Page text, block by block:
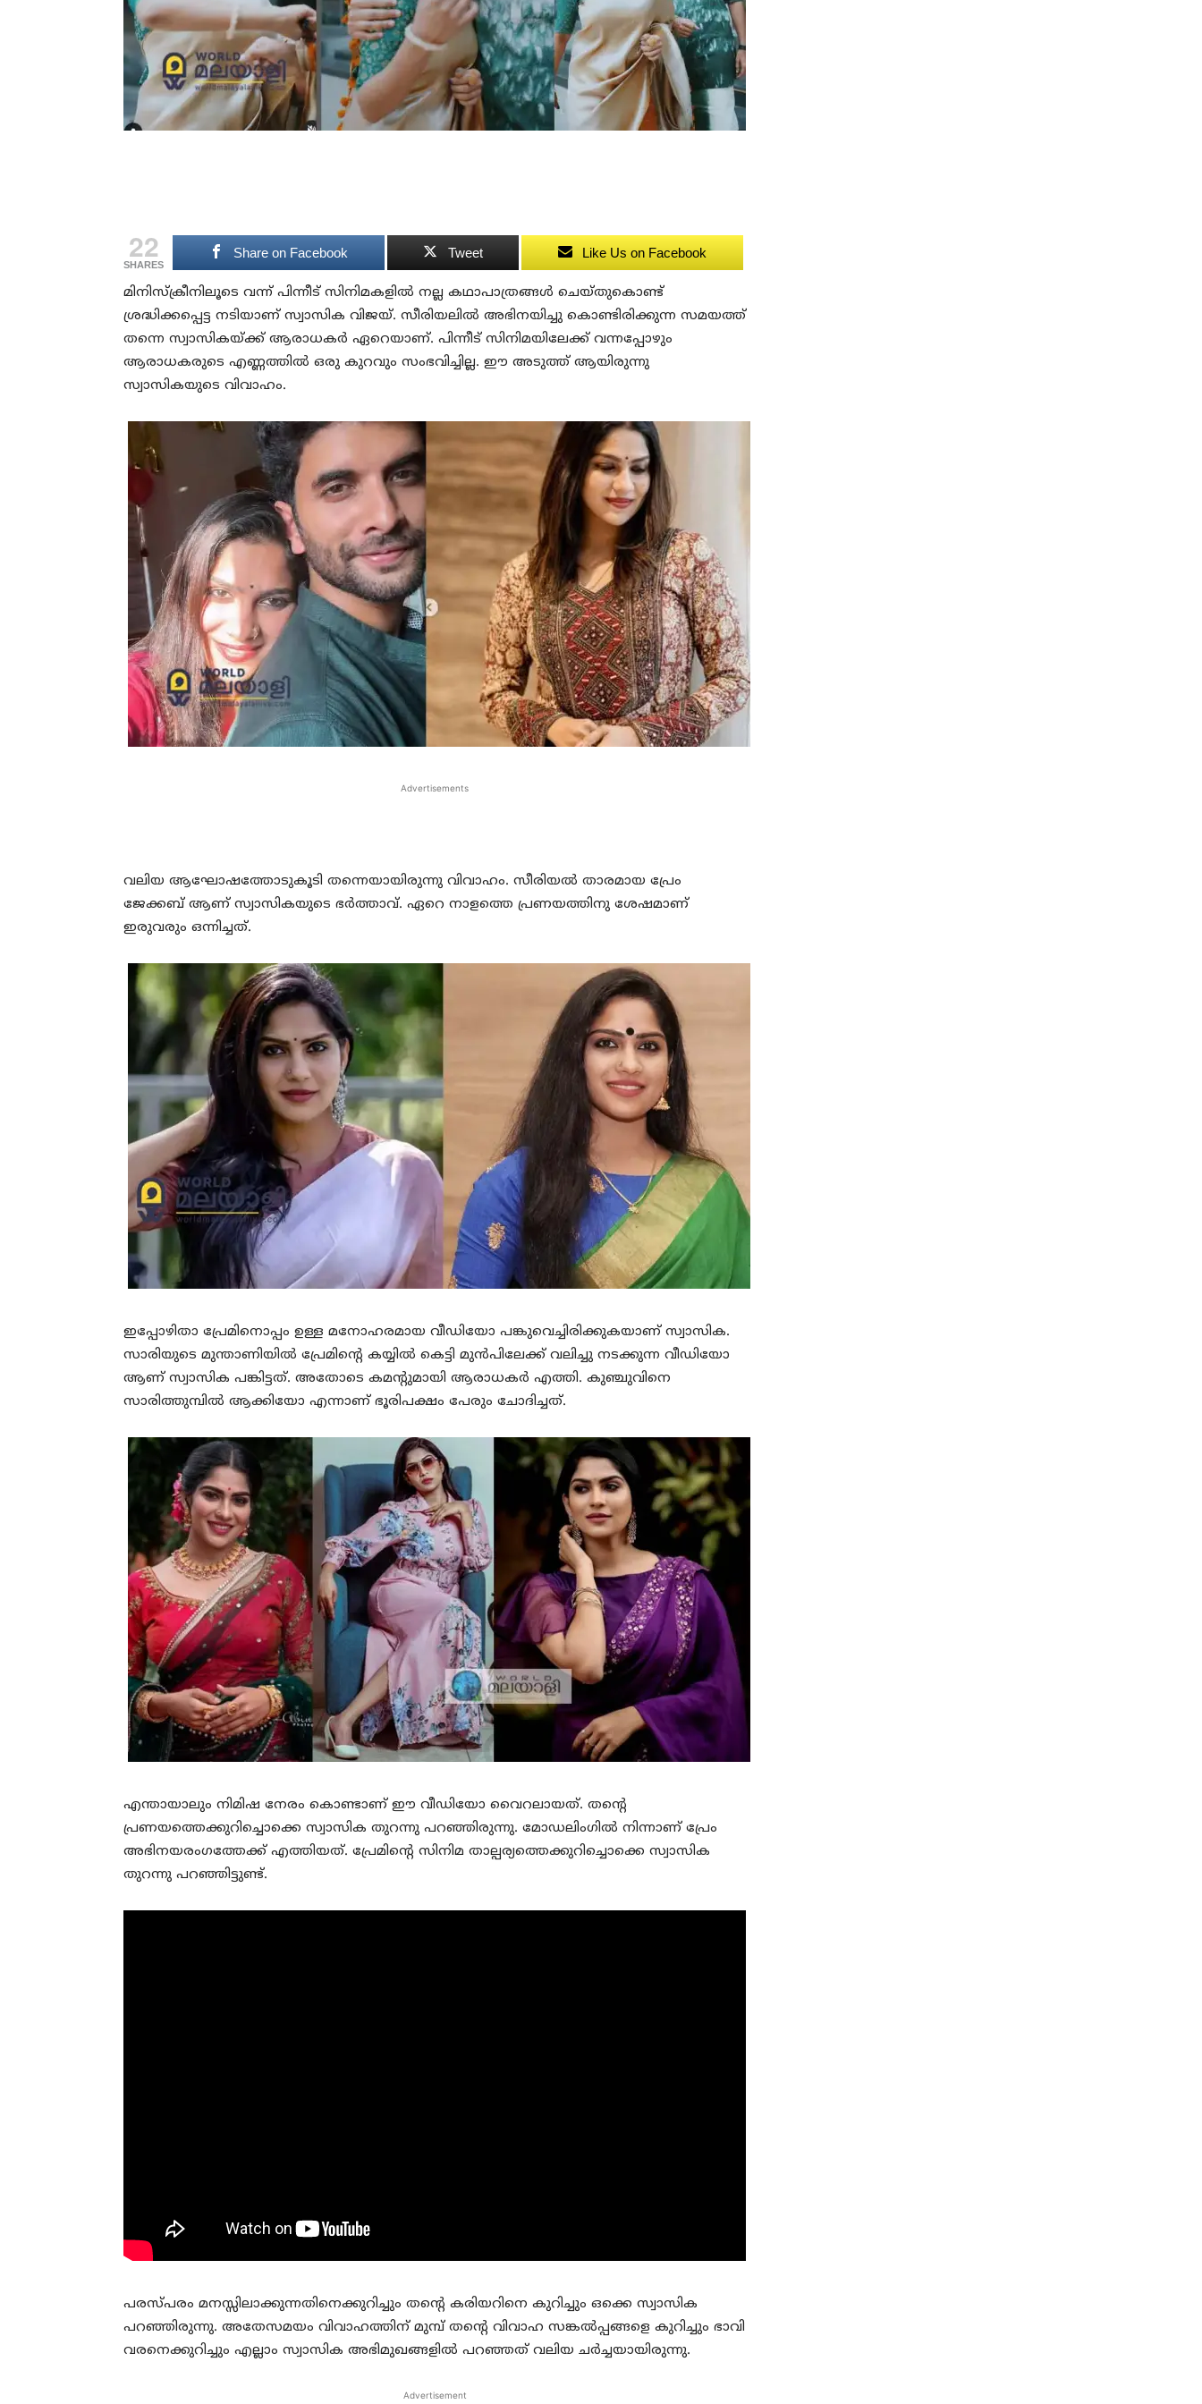
22
SHARES
Share on Facebook Tweet Like Us on Facebook
മിനിസ്‌ക്രീനിലൂടെ വന്ന് പിന്നീട് സിനിമകളില്‍ നല്ല കഥാപാത്രങ്ങള്‍ ചെയ്തുകൊണ്ട്
ശ്രദ്ധിക്കപ്പെട്ട നടിയാണ് സ്വാസിക വിജയ്. സീരിയലില്‍ അഭിനയിച്ചു കൊണ്ടിരിക്കുന്ന സമയത്ത്
തന്നെ സ്വാസികയ്ക്ക് ആരാധകര്‍ ഏറെയാണ്. പിന്നീട് സിനിമയിലേക്ക് വന്നപ്പോഴും
ആരാധകരുടെ എണ്ണത്തില്‍ ഒരു കുറവും സംഭവിച്ചില്ല. ഈ അടുത്ത് ആയിരുന്നു
സ്വാസികയുടെ വിവാഹം.
Advertisements
വലിയ ആഘോഷത്തോടുകൂടി തന്നെയായിരുന്നു വിവാഹം. സീരിയല്‍ താരമായ പ്രേം
ജേക്കബ് ആണ് സ്വാസികയുടെ ഭര്‍ത്താവ്. ഏറെ നാളത്തെ പ്രണയത്തിനു ശേഷമാണ്
ഇരുവരും ഒന്നിച്ചത്.
ഇപ്പോഴിതാ പ്രേമിനൊപ്പം ഉള്ള മനോഹരമായ വീഡിയോ പങ്കുവെച്ചിരിക്കുകയാണ് സ്വാസിക.
സാരിയുടെ മുന്താണിയില്‍ പ്രേമിന്റെ കയ്യില്‍ കെട്ടി മുന്‍പിലേക്ക് വലിച്ചു നടക്കുന്ന വീഡിയോ
ആണ് സ്വാസിക പങ്കിട്ടത്. അതോടെ കമന്റുമായി ആരാധകര്‍ എത്തി. കുഞ്ചുവിനെ
സാരിത്തുമ്പില്‍ ആക്കിയോ എന്നാണ് ഭൂരിപക്ഷം പേരും ചോദിച്ചത്.
എന്തായാലും നിമിഷ നേരം കൊണ്ടാണ് ഈ വീഡിയോ വൈറലായത്. തന്റെ
പ്രണയത്തെക്കുറിച്ചൊക്കെ സ്വാസിക തുറന്നു പറഞ്ഞിരുന്നു. മോഡലിംഗില്‍ നിന്നാണ് പ്രേം
അഭിനയരംഗത്തേക്ക് എത്തിയത്. പ്രേമിന്റെ സിനിമ താല്പര്യത്തെക്കുറിച്ചൊക്കെ സ്വാസിക
തുറന്നു പറഞ്ഞിട്ടുണ്ട്.
പരസ്പരം മനസ്സിലാക്കുന്നതിനെക്കുറിച്ചും തന്റെ കരിയറിനെ കുറിച്ചും ഒക്കെ സ്വാസിക
പറഞ്ഞിരുന്നു. അതേസമയം വിവാഹത്തിന് മുമ്പ് തന്റെ വിവാഹ സങ്കല്‍പ്പങ്ങളെ കുറിച്ചും ഭാവി
വരനെക്കുറിച്ചും എല്ലാം സ്വാസിക അഭിമുഖങ്ങളില്‍ പറഞ്ഞത് വലിയ ചര്‍ച്ചയായിരുന്നു.
Advertisement